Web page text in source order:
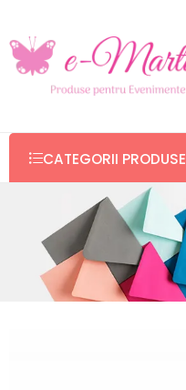
CATEGORII PRODUSE